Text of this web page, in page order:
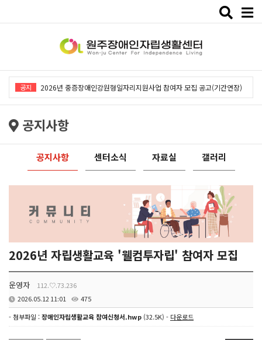
Toggle
공지 2026년 중증장애인강원형일자리지원사업 참여자 모집 공고(기간연장)
2026년 원주장애인자립생활센터 사회복지사 채용공고
2026년 중증장애인동료상담사업 동료상담가 모집공고
2026년 중증장애인강원형일자리지원사업 참여자 모집 공고(기간연장)
2026년 원주장애인자립생활센터 사회복지사 채용공고
2026년 중증장애인동료상담사업 동료상담가 모집공고
2026년 중증장애인강원형일자리사업 참여자 모집 공고
공지사항
공지사항 센터소식 자료실 갤러리
2026년 자립생활교육 '웰컴투자립' 참여자 모집
운영자
112.♡.73.236
2026.05.12 11:01
475
- 첨부파일 :장애인자립생활교육 참여신청서.hwp (32.5K) - 다운로드